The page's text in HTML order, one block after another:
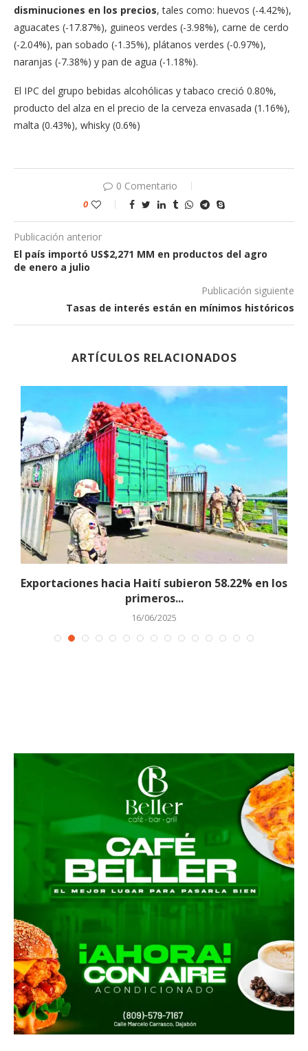
disminuciones en los precios, tales como: huevos (-4.42%),
aguacates (-17.87%), guineos verdes (-3.98%), carne de cerdo
(-2.04%), pan sobado (-1.35%), plátanos verdes (-0.97%),
naranjas (-7.38%) y pan de agua (-1.18%).
El IPC del grupo bebidas alcohólicas y tabaco creció 0.80%,
producto del alza en el precio de la cerveza envasada (1.16%),
malta (0.43%), whisky (0.6%)
0 Comentario
0
Publicación anterior
El país importó US$2,271 MM en productos del agro
de enero a julio
Publicación siguiente
Tasas de interés están en mínimos históricos
ARTÍCULOS RELACIONADOS
Exportaciones hacia Haití subieron 58.22% en los
primeros...
16/06/2025